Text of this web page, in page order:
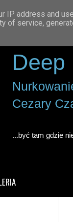
Deep
Cezary
...być tam gdzie
IP address and
of service,